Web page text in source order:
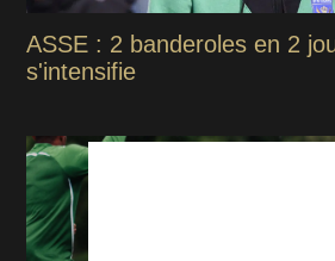
ASSE : 2 banderoles en 2
s'intensifie